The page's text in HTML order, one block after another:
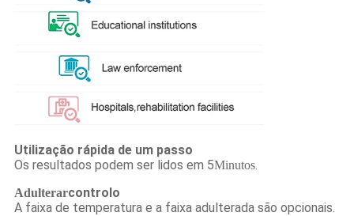
Utilização rápida de um passo
Os resultados podem ser lidos em 5Minutos.
Adulterarcontrolo
A faixa de temperatura e a faixa adulterada são opcionais.